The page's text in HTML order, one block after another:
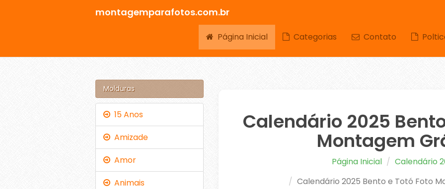
montagemparafotos.com.br
Página Inicial Categorias Contato
Calendário 2025
Montagem
Página Inicial
Calendário
Calendário 2025 Bento e Totó Foto
Molduras
15 Anos
Amizade
Amor
Animais